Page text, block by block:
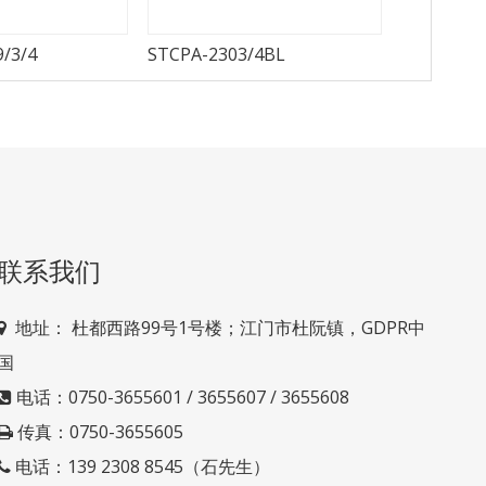
3/4 STCPA-2303/4BL
系我们
地址： 杜都西路99号1号楼；江门市杜阮镇，GDPR中
电话：0750-3655601 / 3655607 / 3655608
传真：0750-3655605
电话：139 2308 8545（石先生）